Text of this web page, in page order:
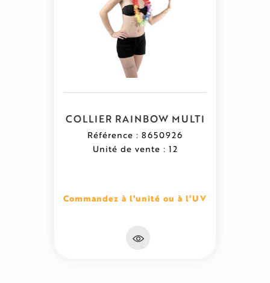
COLLIER RAINBOW MULTI
Référence : 8650926
Unité de vente : 12
Commandez à l'unité ou à l'UV